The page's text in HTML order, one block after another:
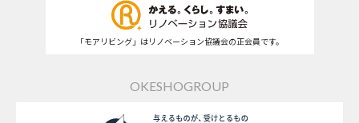
「モアリビング」はリノベーション協議会の正会員です。
OKESHOGROUP